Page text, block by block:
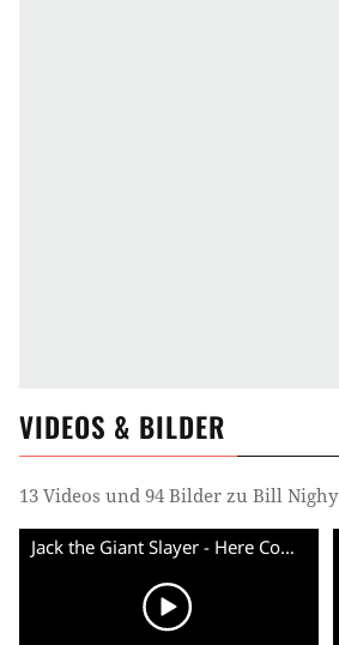
VIDEOS & BILDER
13 Videos und 94 Bilder zu Bill Nighy
Jack the Giant Slayer - Here Comes The Thunder - Clip (English) HD